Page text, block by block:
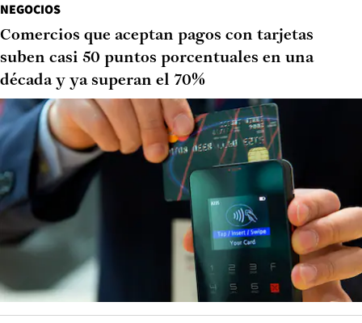
NEGOCIOS
Comercios que aceptan pagos con tarjetas
suben casi 50 puntos porcentuales en una
década y ya superan el 70%